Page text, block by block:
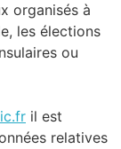
organisés à
les élections
ou
il est
relatives